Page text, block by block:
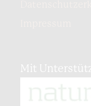
Mit